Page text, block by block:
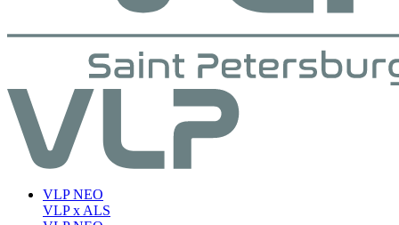
VLP NEO
VLP x ALS